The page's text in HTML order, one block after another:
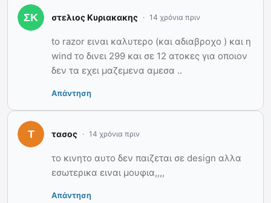
στελιος Κυριακακης 14 χρόνια πριν
to razor ειναι καλυτερο (και αδιαβροχο ) και η
wind το δινει 299 και σε 12 ατοκες για οποιον
δεν τα εχει μαζεμενα αμεσα ..
Απάντηση
τασος 14 χρόνια πριν
το κινητο αυτο δεν παιζεται σε design αλλα
εσωτερικα ειναι μουφια,,,,
Απάντηση